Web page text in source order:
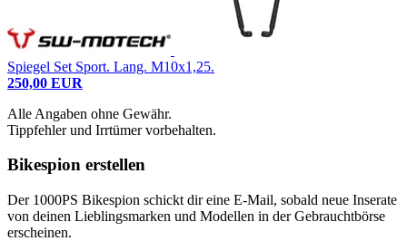
Spiegel Set Sport. Lang. M10x1,25.
250,00 EUR
Alle Angaben ohne Gewähr.
Tippfehler und Irrtümer vorbehalten.
Bikespion erstellen
Der 1000PS Bikespion schickt dir eine E-Mail, sobald neue Inserate
von deinen Lieblingsmarken und Modellen in der Gebrauchtbörse
erscheinen.